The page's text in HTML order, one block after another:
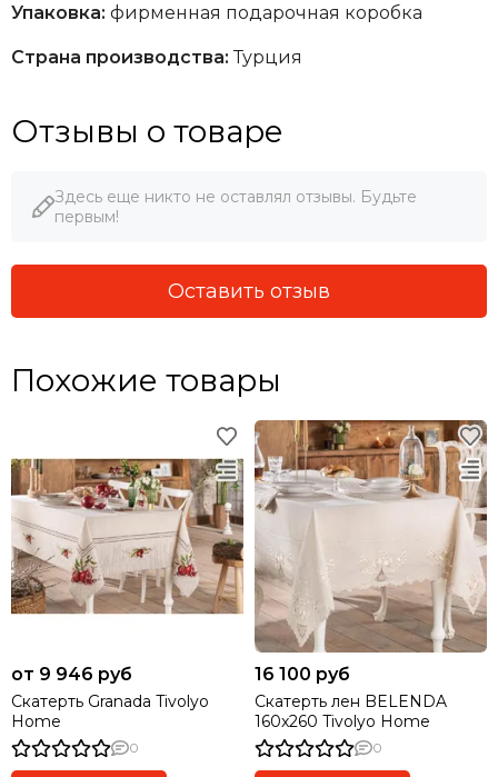
Упаковка: фирменная подарочная коробка
Страна производства: Турция
Отзывы о товаре
Здесь еще никто не оставлял отзывы. Будьте
первым!
Оставить отзыв
Похожие товары
от 9 946 руб
Скатерть Granada Tivolyo
Home
0
16 100 руб
Скатерть лен BELENDA
160x260 Tivolyo Home
0